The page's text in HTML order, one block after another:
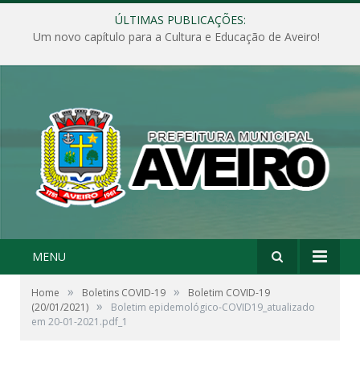
ÚLTIMAS PUBLICAÇÕES:
Um novo capítulo para a Cultura e Educação de Aveiro!
MENU
Home » Boletins COVID-19 »
Boletim COVID-19
(20/01/2021) »
Boletim epidemológico-COVID19_atualizado
em 20-01-2021.pdf_1